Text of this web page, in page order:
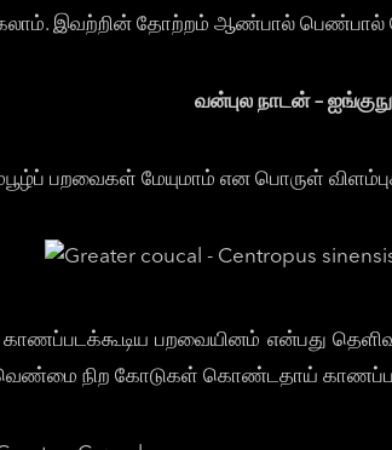
இவற்றின் தோற்றம் ஆண்பால் பெண்பால்
நாடன் –
பறவைகள் மேயுமாம் என பொருள்
பறவையினம் என்பது
வெண்மை நிற கோடுகள் கொண்டதாய்